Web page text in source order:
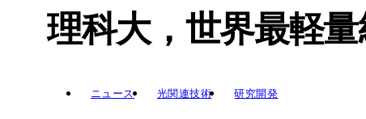
理科大，世界最軽
ニュース 光関連技術 研究開発